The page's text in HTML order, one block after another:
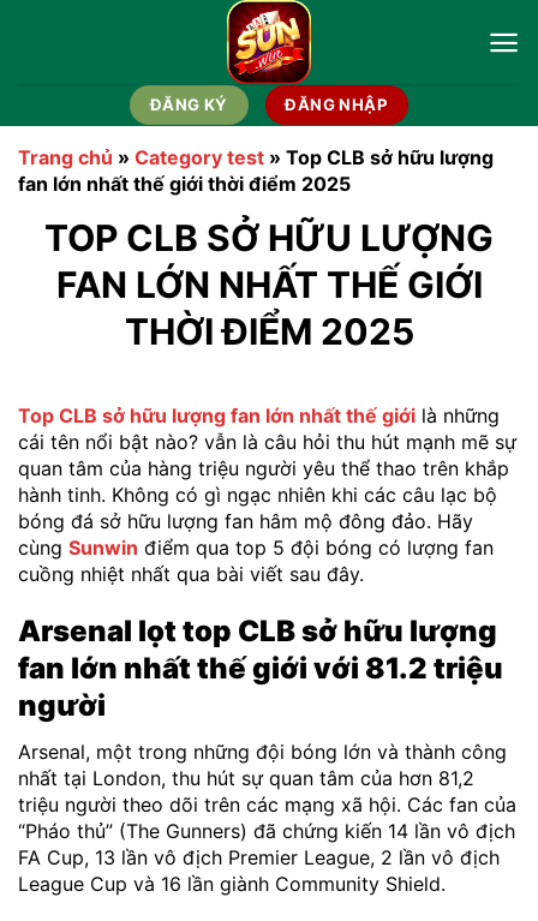
ĐĂNG KÝ ĐĂNG NHẬP
Trang chủ » Category test » Top CLB sở hữu lượng
fan lớn nhất thế giới thời điểm 2025
TOP CLB SỞ HỮU LƯỢNG
FAN LỚN NHẤT THẾ GIỚI
THỜI ĐIỂM 2025
Top CLB sở hữu lượng fan lớn nhất thế giới là những
cái tên nổi bật nào? vẫn là câu hỏi thu hút mạnh mẽ sự
quan tâm của hàng triệu người yêu thể thao trên khắp
hành tinh. Không có gì ngạc nhiên khi các câu lạc bộ
bóng đá sở hữu lượng fan hâm mộ đông đảo. Hãy
cùng Sunwin điểm qua top 5 đội bóng có lượng fan
cuồng nhiệt nhất qua bài viết sau đây.
Arsenal lọt top CLB sở hữu lượng
fan lớn nhất thế giới với 81.2 triệu
người
Arsenal, một trong những đội bóng lớn và thành công
nhất tại London, thu hút sự quan tâm của hơn 81,2
triệu người theo dõi trên các mạng xã hội. Các fan của
“Pháo thủ” (The Gunners) đã chứng kiến 14 lần vô địch
FA Cup, 13 lần vô địch Premier League, 2 lần vô địch
League Cup và 16 lần giành Community Shield.